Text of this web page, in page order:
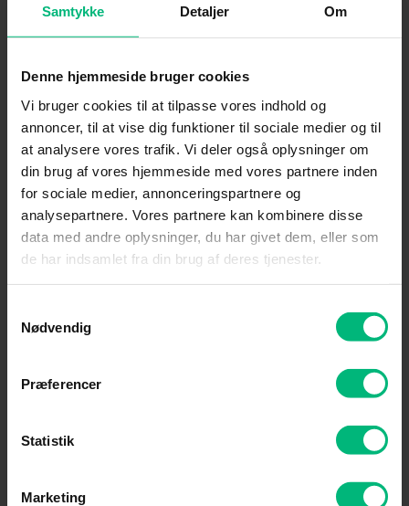
Samtykke Detaljer Om
Denne hjemmeside bruger cookies
Vi bruger cookies til at tilpasse vores indhold og
annoncer, til at vise dig funktioner til sociale medier og til
at analysere vores trafik. Vi deler også oplysninger om
din brug af vores hjemmeside med vores partnere inden
for sociale medier, annonceringspartnere og
analysepartnere. Vores partnere kan kombinere disse
data med andre oplysninger, du har givet dem, eller som
de har indsamlet fra din brug af deres tjenester.
Nødvendig
Præferencer
Statistik
Marketing